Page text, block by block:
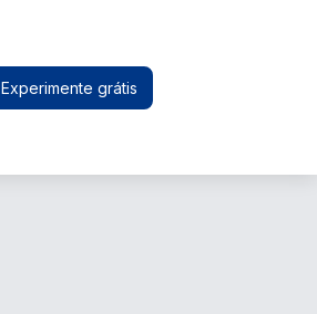
Experimente grátis